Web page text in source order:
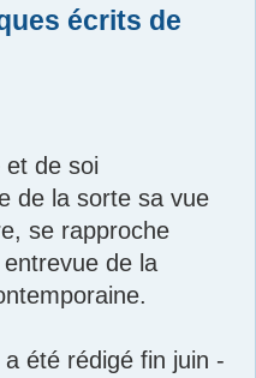
écrits de
et de soi
de la sorte sa vue
se rapproche
de la
a été rédigé fin juin -